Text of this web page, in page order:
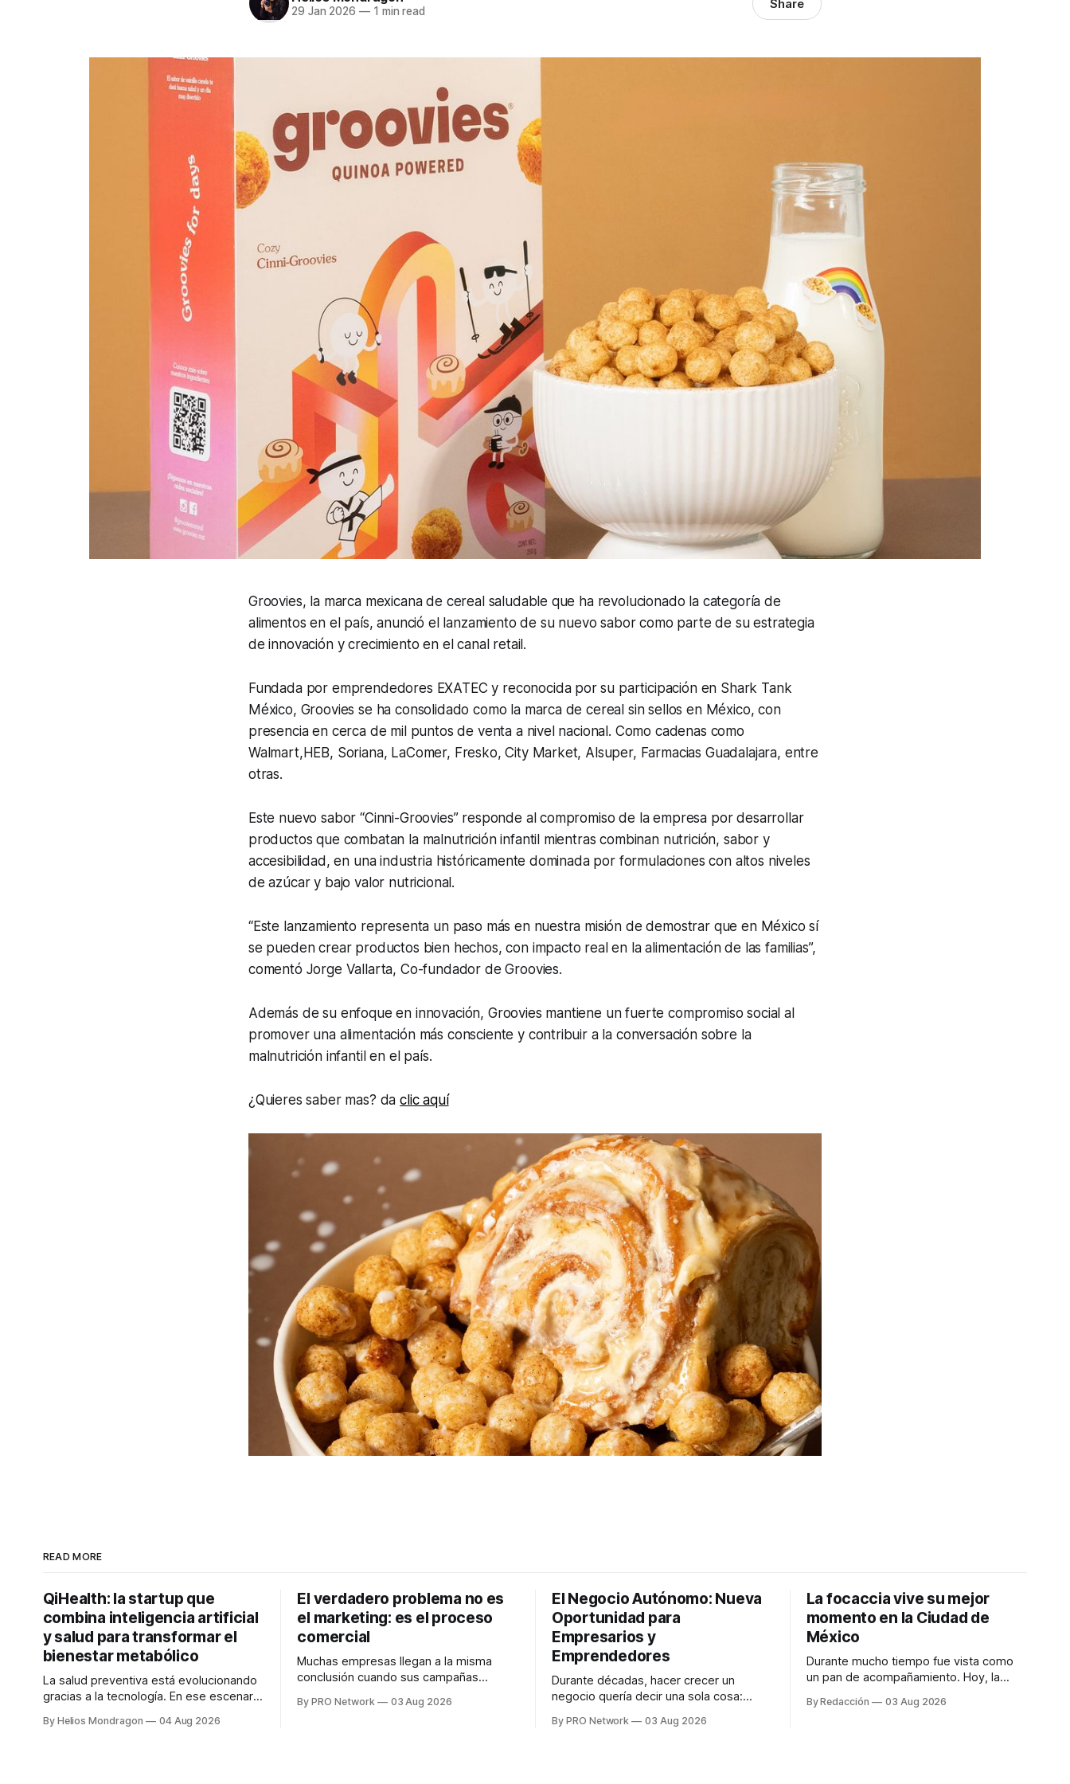
29 Jan 2026 —1 min read Share
Groovies, la marca mexicana de cereal saludable que ha revolucionado la categoría de
alimentos en el país, anunció el lanzamiento de su nuevo sabor como parte de su estrategia
de innovación y crecimiento en el canal retail.
Fundada por emprendedores EXATEC y reconocida por su participación en Shark Tank
México, Groovies se ha consolidado como la marca de cereal sin sellos en México, con
presencia en cerca de mil puntos de venta a nivel nacional. Como cadenas como
Walmart,HEB, Soriana, LaComer, Fresko, City Market, Alsuper, Farmacias Guadalajara, entre
otras.
Este nuevo sabor “Cinni-Groovies” responde al compromiso de la empresa por desarrollar
productos que combatan la malnutrición infantil mientras combinan nutrición, sabor y
accesibilidad, en una industria históricamente dominada por formulaciones con altos niveles
de azúcar y bajo valor nutricional.
“Este lanzamiento representa un paso más en nuestra misión de demostrar que en México sí
se pueden crear productos bien hechos, con impacto real en la alimentación de las familias”,
comentó Jorge Vallarta, Co-fundador de Groovies.
Además de su enfoque en innovación, Groovies mantiene un fuerte compromiso social al
promover una alimentación más consciente y contribuir a la conversación sobre la
malnutrición infantil en el país.
¿Quieres saber mas? daclic aquí
READ MORE
QiHealth: la startup que
combina inteligencia artificial
y salud para transformar el
bienestar metabólico
La salud preventiva está evolucionando
gracias a la tecnología. En ese escenario
desarrolla un ecosistema digital capaz
By Helios Mondragon 04 Aug 2026
El verdadero problema no es
el marketing: es el proceso
comercial
Muchas empresas llegan a la misma
conclusión cuando sus campañas
marketing no funciona". Sin embargo,
By PRO Network 03 Aug 2026
El Negocio Autónomo: Nueva
Oportunidad para
Empresarios y
Emprendedores
Durante décadas, hacer crecer un
negocio quería decir una sola cosa:
anuncios, un especialista en marketing
By PRO Network 03 Aug 2026
La focaccia vive su mejor
momento en la Ciudad de
México
Durante mucho tiempo fue vista como
un pan de acompañamiento. Hoy, la
platillos favoritos de quienes buscan
By Redacción 03 Aug 2026